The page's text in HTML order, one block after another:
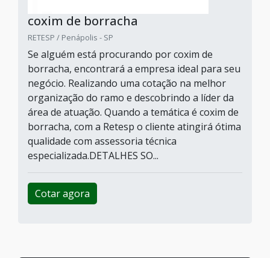
coxim de borracha
RETESP / Penápolis - SP
Se alguém está procurando por coxim de
borracha, encontrará a empresa ideal para seu
negócio. Realizando uma cotação na melhor
organização do ramo e descobrindo a líder da
área de atuação. Quando a temática é coxim de
borracha, com a Retesp o cliente atingirá ótima
qualidade com assessoria técnica
especializada.DETALHES SO...
Cotar agora